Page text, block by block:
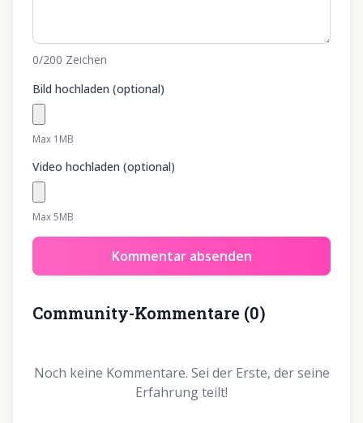
0/200 Zeichen
Bild hochladen (optional)
Max 1MB
Video hochladen (optional)
Max 5MB
Kommentar absenden
Community-Kommentare (0)
Noch keine Kommentare. Sei der Erste, der seine
Erfahrung teilt!